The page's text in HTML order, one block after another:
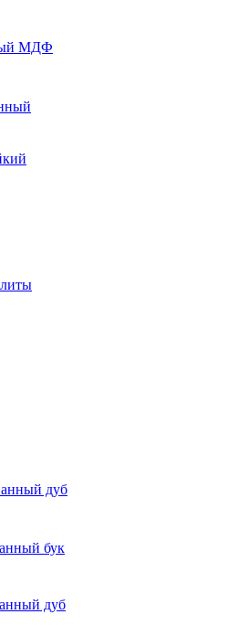
МДФ
дуб
бук
дуб